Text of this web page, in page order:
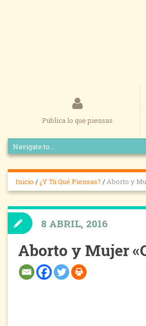
Publica lo que piensas
Inicio / ¿Y Tú Qué Piensas? /Aborto y
Aborto y Mujer
8 ABRIL, 2016